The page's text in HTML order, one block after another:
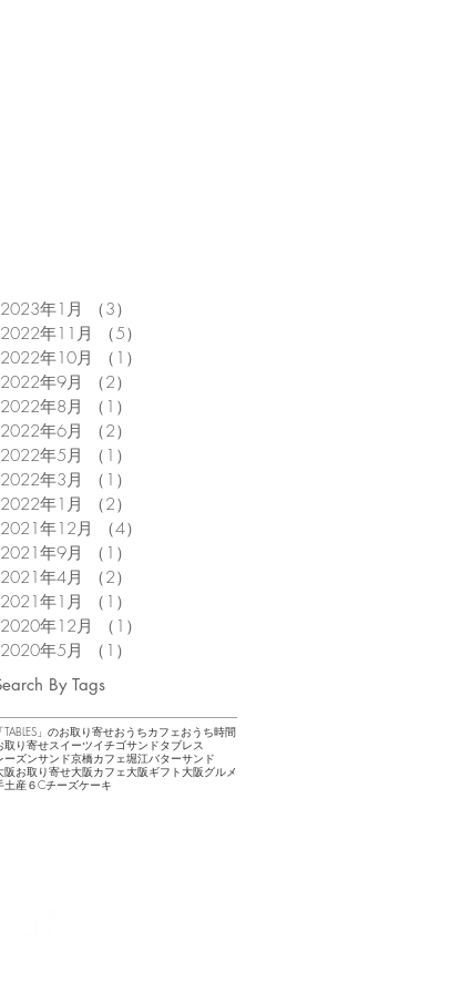
2023年1月 （3）
2022年11月
（5）
2022年10月
（1）
2022年9月
（2）
2022年8月
（1）
2022年6月
（2）
2022年5月
（1）
2022年3月
（1）
2022年1月
（2）
2021年12月
（4）
2021年9月
（1）
2021年4月
（2）
2021年1月
（1）
2020年12月
（1）
2020年5月
（1）
By Tags
「TABLES」のお取り寄せおうちカフェおうち時間
取り寄せスイーツイチゴサンドタブレス
ーズンサンド京橋カフェ堀江バターサンド
阪お取り寄せ大阪カフェ大阪ギフト大阪グルメ
土産６Cチーズケーキ